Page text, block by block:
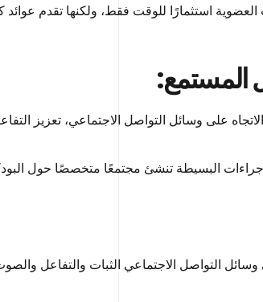
استثمارًا للوقت فقط، ولكنها تقدم عوائد
المستمع:
الاتجاه على وسائل التواصل الاجتماعي، تعزيز
البسيطة تنشئ مجتمعًا متخصصًا حول
التواصل الاجتماعي الثبات والتفاعل